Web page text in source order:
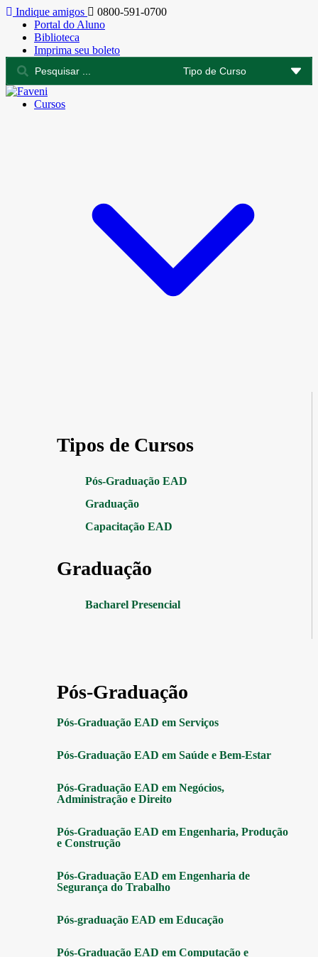
Indique amigos
0800-591-0700
Portal do Aluno
Biblioteca
Imprima seu boleto
Cursos
Tipos de Cursos
Pós-Graduação EAD
Graduação
Capacitação EAD
Graduação
Bacharel Presencial
Pós-Graduação
Pós-Graduação EAD em Serviços
Pós-Graduação EAD em Saúde e Bem-Estar
Pós-Graduação EAD em Negócios,
Administração e Direito
Pós-Graduação EAD em Engenharia, Produção
e Construção
Pós-Graduação EAD em Engenharia de
Segurança do Trabalho
Pós-graduação EAD em Educação
Pós-Graduação EAD em Computação e